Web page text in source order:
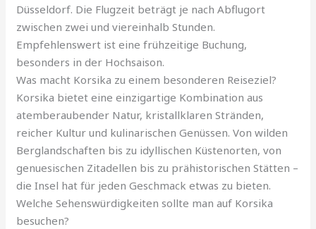
Düsseldorf. Die Flugzeit beträgt je nach Abflugort
zwischen zwei und viereinhalb Stunden.
Empfehlenswert ist eine frühzeitige Buchung,
besonders in der Hochsaison.
Was macht Korsika zu einem besonderen Reiseziel?
Korsika bietet eine einzigartige Kombination aus
atemberaubender Natur, kristallklaren Stränden,
reicher Kultur und kulinarischen Genüssen. Von wilden
Berglandschaften bis zu idyllischen Küstenorten, von
genuesischen Zitadellen bis zu prähistorischen Stätten –
die Insel hat für jeden Geschmack etwas zu bieten.
Welche Sehenswürdigkeiten sollte man auf Korsika
besuchen?